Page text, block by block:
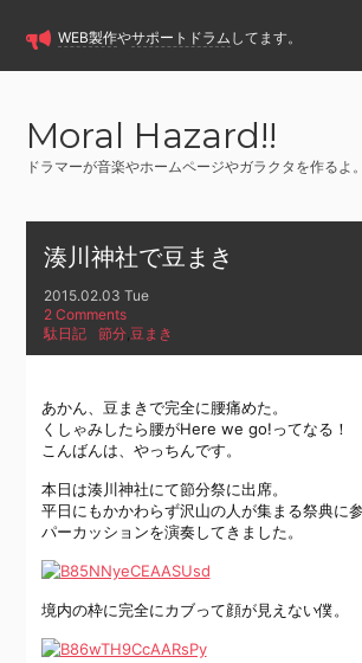
WEB製作やサポートドラム してます。
Moral Hazard!!
ドラマーが音楽やホームページやガラクタを作るよ。
湊川神社で豆まき
2015.02.03 Tue
2 Comments
駄日記
節分,豆まき
あかん、豆まきで完全に腰痛めた。
くしゃみしたら腰がHere we go!ってなる！
こんばんは、やっちんです。
本日は湊川神社にて節分祭に出席。
平日にもかかわらず沢山の人が集まる祭典に
パーカッションを演奏してきました。
境内の枠に完全にカブって顔が見えない僕。